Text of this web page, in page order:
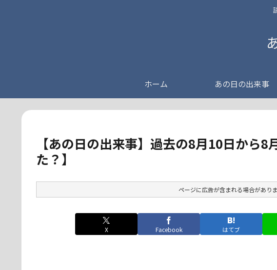
ホーム あの日の出来事
【あの日の出来事】過去の8月10日から8
た？】
ページに広告が含まれる場合があり
X Facebook はてブ